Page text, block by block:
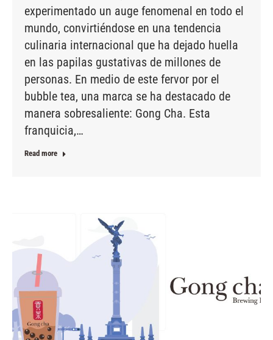
experimentado un auge fenomenal en todo el
mundo, convirtiéndose en una tendencia
culinaria internacional que ha dejado huella
en las papilas gustativas de millones de
personas. En medio de este fervor por el
bubble tea, una marca se ha destacado de
manera sobresaliente: Gong Cha. Esta
franquicia,…
Read more